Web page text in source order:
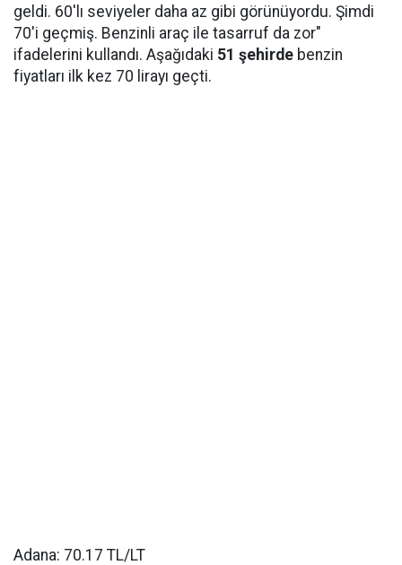
geldi. 60'lı seviyeler daha az gibi görünüyordu. Şimdi
70'i geçmiş. Benzinli araç ile tasarruf da zor"
ifadelerini kullandı. Aşağıdaki 51 şehirde benzin
fiyatları ilk kez 70 lirayı geçti.
Adana: 70.17 TL/LT